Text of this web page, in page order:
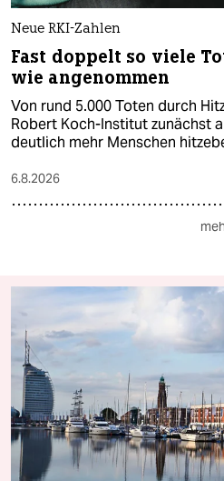
Neue RKI-Zahlen
Fast doppelt so viele
wie angenommen
Von rund 5.000 Toten durch
Robert Koch-Institut zunächst
deutlich mehr Menschen
6.8.2026